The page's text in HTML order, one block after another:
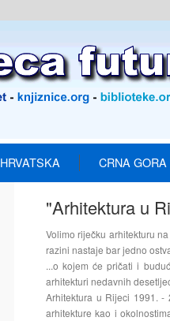
HRVATSKA CRNA GORA
"Arhitektura u
Volimo riječku arhitekturu
razini nastaje bar jedno
...o kojem će pričati i
arhitekturi nedavnih
Arhitektura u Rijeci 1991. -
arhitekture kao i